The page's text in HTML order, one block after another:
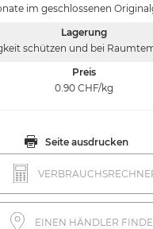
im geschlossenen
Lagerung
schützen und bei
Preis
0.90 CHF/kg
Seite ausdrucken
EINEN HÄNDLER